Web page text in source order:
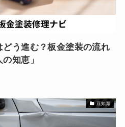
う進む？板金塗装の流れ
知恵」
豆知識